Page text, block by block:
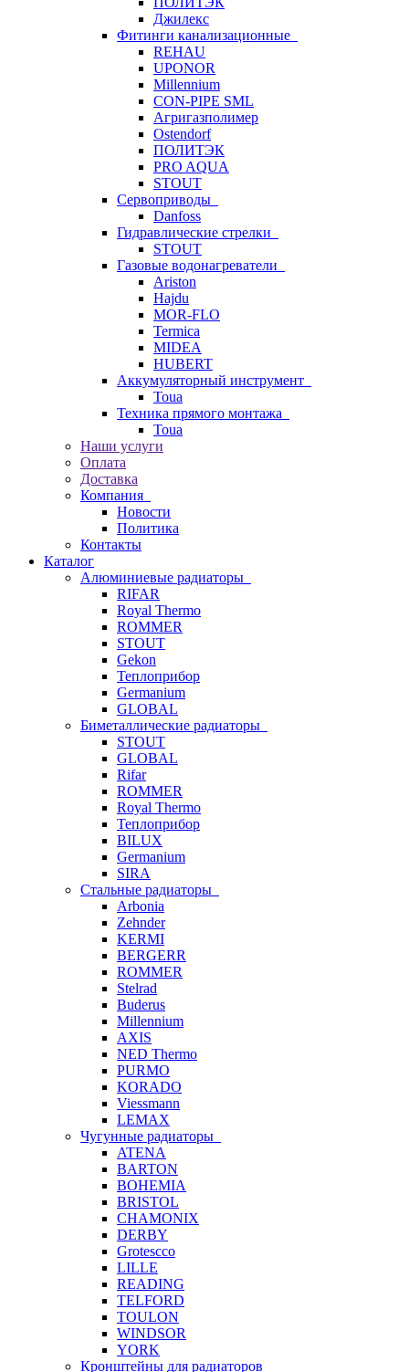
Джилекс
Фитинги канализационные
REHAU
UPONOR
Millennium
CON-PIPE SML
Агригазполимер
Ostendorf
ПОЛИТЭК
PRO AQUA
STOUT
Сервоприводы
Danfoss
Гидравлические стрелки
STOUT
Газовые водонагреватели
Ariston
Hajdu
MOR-FLO
Termica
MIDEA
HUBERT
Аккумуляторный инструмент
Toua
Техника прямого монтажа
Toua
Наши услуги
Оплата
Доставка
Компания
Новости
Политика
Контакты
Каталог
Алюминиевые радиаторы
RIFAR
Royal Thermo
ROMMER
STOUT
Gekon
Теплоприбор
Germanium
GLOBAL
Биметаллические радиаторы
STOUT
GLOBAL
Rifar
ROMMER
Royal Thermo
Теплоприбор
BILUX
Germanium
SIRA
Стальные радиаторы
Arbonia
Zehnder
KERMI
BERGERR
ROMMER
Stelrad
Buderus
Millennium
AXIS
NED Thermo
PURMO
KORADO
Viessmann
LEMAX
Чугунные радиаторы
ATENA
BARTON
BOHEMIA
BRISTOL
CHAMONIX
DERBY
Grotescco
LILLE
READING
TELFORD
TOULON
WINDSOR
YORK
Кронштейны для радиаторов